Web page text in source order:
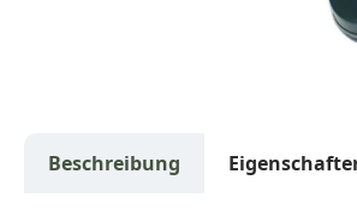
Beschreibung